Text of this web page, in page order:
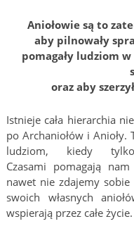
Aniołowie są to
aby pilnowały
pomagały ludziom
oraz aby
Istnieje cała hierarchia
po Archaniołów i
ludziom, kiedy
Czasami pomagają
nawet nie zdajemy
swoich własnych
wspierają przez całe życie.